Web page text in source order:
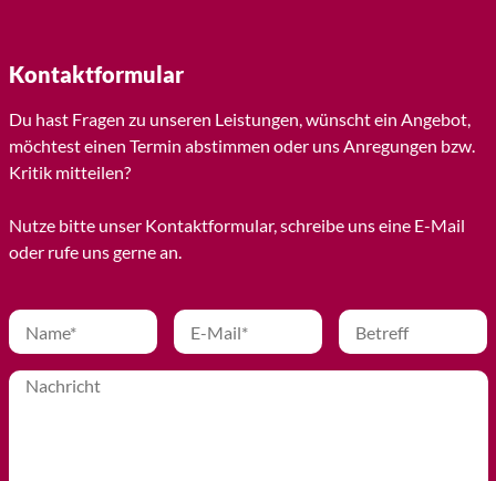
Kontaktformular
Du hast Fragen zu unseren Leistungen, wünscht ein Angebot,
möchtest einen Termin abstimmen oder uns Anregungen bzw.
Kritik mitteilen?
Nutze bitte unser Kontaktformular, schreibe uns eine E-Mail
oder rufe uns gerne an.